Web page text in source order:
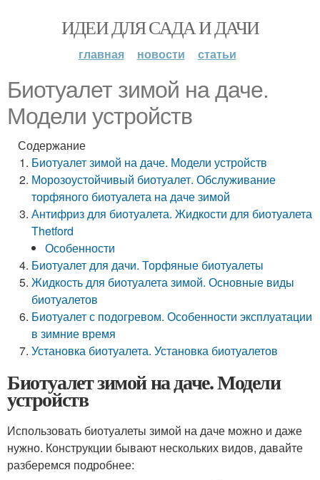
ИДЕИ ДЛЯ САДА И ДАЧИ
главная новости статьи
Биотуалет зимой на даче.
Модели устройств
Содержание
Биотуалет зимой на даче. Модели устройств
Морозоустойчивый биотуалет. Обслуживание
торфяного биотуалета на даче зимой
Антифриз для биотуалета. Жидкости для биотуалета
Thetford
Особенности
Биотуалет для дачи. Торфяные биотуалеты
Жидкость для биотуалета зимой. Основные виды
биотуалетов
Биотуалет с подогревом. Особенности эксплуатации
в зимние время
Установка биотуалета. Установка биотуалетов
Биотуалет зимой на даче. Модели
устройств
Использовать биотуалеты зимой на даче можно и даже
нужно. Конструкции бывают нескольких видов, давайте
разберемся подробнее: